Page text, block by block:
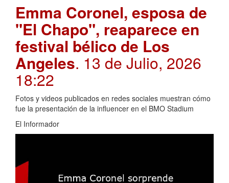
Emma Coronel, esposa de
"El Chapo", reaparece en
festival bélico de Los
Angeles. 13 de Julio, 2026
18:22
Fotos y videos publicados en redes sociales muestran cómo
fue la presentación de la influencer en el BMO Stadium
El Informador